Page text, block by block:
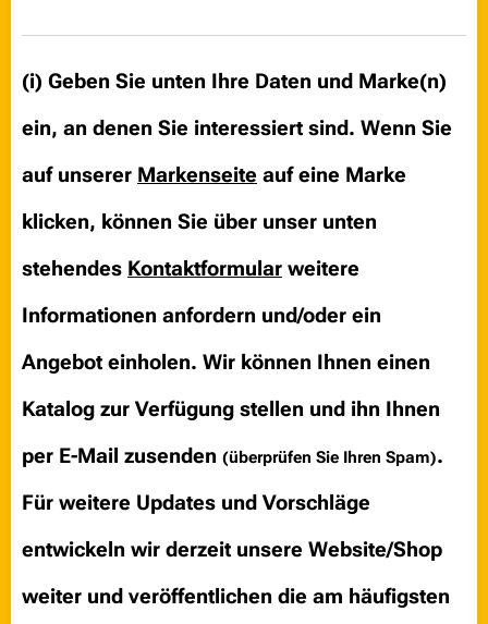
(i) Geben Sie unten Ihre Daten und Marke(n)
ein, an denen Sie interessiert sind. Wenn Sie
auf unserer Markenseite auf eine Marke
klicken, können Sie über unser unten
stehendes Kontaktformular weitere
Informationen anfordern und/oder ein
Angebot einholen. Wir können Ihnen einen
Katalog zur Verfügung stellen und ihn Ihnen
per E-Mail zusenden (überprüfen Sie Ihren Spam).
Für weitere Updates und Vorschläge
entwickeln wir derzeit unsere Website/Shop
weiter und veröffentlichen die am häufigsten